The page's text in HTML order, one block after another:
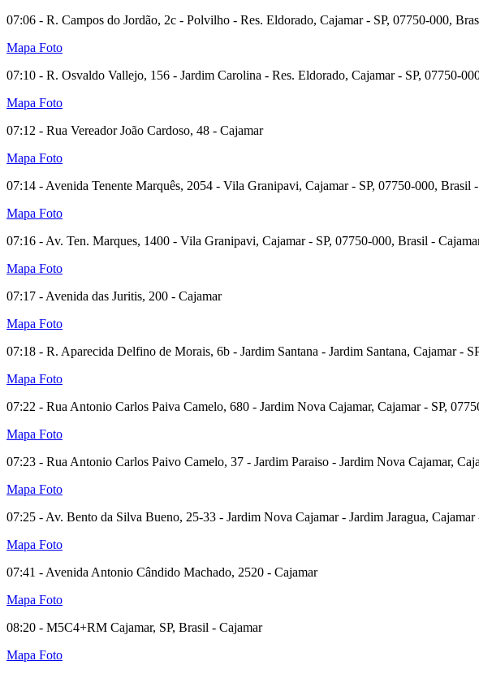
07:06 - R. Campos do Jordão, 2c - Polvilho - Res. Eldorado, Cajamar - SP, 07750-000,
Mapa Foto
07:10 - R. Osvaldo Vallejo, 156 - Jardim Carolina - Res. Eldorado, Cajamar - SP, 07750-
Mapa Foto
07:12 - Rua Vereador João Cardoso, 48 - Cajamar
Mapa Foto
07:14 - Avenida Tenente Marquês, 2054 - Vila Granipavi, Cajamar - SP, 07750-000, Brasil
Mapa Foto
07:16 - Av. Ten. Marques, 1400 - Vila Granipavi, Cajamar - SP, 07750-000, Brasil -
Mapa Foto
07:17 - Avenida das Juritis, 200 - Cajamar
Mapa Foto
07:18 - R. Aparecida Delfino de Morais, 6b - Jardim Santana - Jardim Santana, Cajamar -
Mapa Foto
07:22 - Rua Antonio Carlos Paiva Camelo, 680 - Jardim Nova Cajamar, Cajamar - SP,
Mapa Foto
07:23 - Rua Antonio Carlos Paivo Camelo, 37 - Jardim Paraiso - Jardim Nova Cajamar,
Mapa Foto
07:25 - Av. Bento da Silva Bueno, 25-33 - Jardim Nova Cajamar - Jardim Jaragua,
Mapa Foto
07:41 - Avenida Antonio Cândido Machado, 2520 - Cajamar
Mapa Foto
08:20 - M5C4+RM Cajamar, SP, Brasil - Cajamar
Mapa Foto